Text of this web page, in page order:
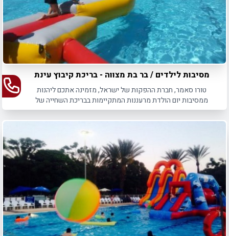
מסיבות לילדים / בר בת מצווה - בריכת קיבוץ עינת
טורו סאמר, חברת ההפקות של ישראל, מזמינה אתכם ליהנות
ממסיבות יום הולדת מרעננות המתקיימות בבריכת השחייה של
קיבוץ עינת.